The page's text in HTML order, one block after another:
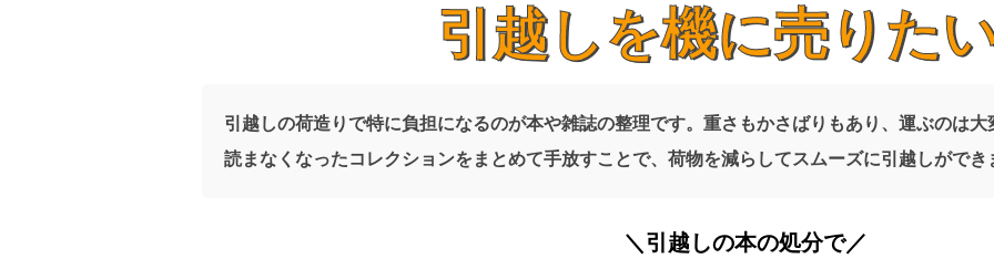
引越しを機に売りた
引越しの荷造りで特に負担になるのが本や雑誌の整理です。重さもかさばりもあり、運ぶのは
読まなくなったコレクションをまとめて手放すことで、荷物を減らしてスムーズに引越しができ
＼引越しの本の処分で／